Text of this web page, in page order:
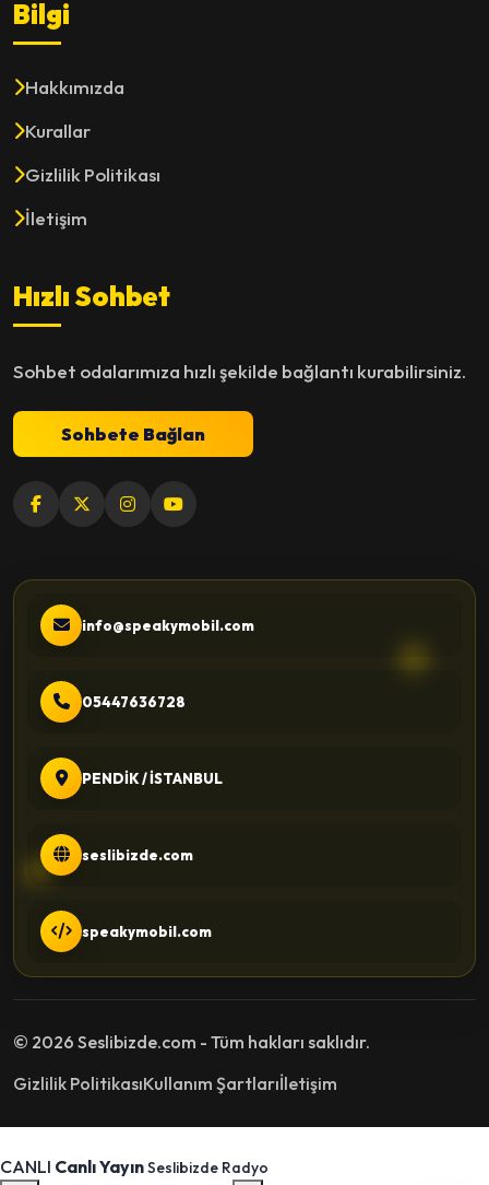
Bilgi
Hakkımızda
Kurallar
Gizlilik Politikası
İletişim
Hızlı Sohbet
Sohbet odalarımıza hızlı şekilde bağlantı kurabilirsiniz.
Sohbete Bağlan
info@speakymobil.com
05447636728
PENDİK / İSTANBUL
seslibizde.com
speakymobil.com
© 2026 Seslibizde.com - Tüm hakları saklıdır.
Gizlilik PolitikasıKullanım Şartlarıİletişim
CANLI Canlı YayınSeslibizde Radyo